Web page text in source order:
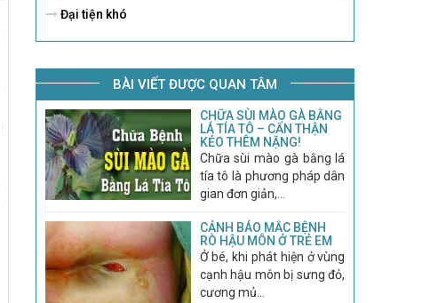
Đại tiện khó
BÀI VIẾT ĐƯỢC QUAN TÂM
CHỮA SÙI MÀO GÀ BẰNG
LÁ TÍA TÔ – CẨN THẬN
KẺO THÊM NẶNG!
Chữa sùi mào gà bằng lá
tía tô là phương pháp dân
gian đơn giản,...
CẢNH BÁO MẮC BỆNH
RÒ HẬU MÔN Ở TRẺ EM
Ở bé, khi phát hiện ở vùng
cạnh hậu môn bị sưng đỏ,
cương mủ...